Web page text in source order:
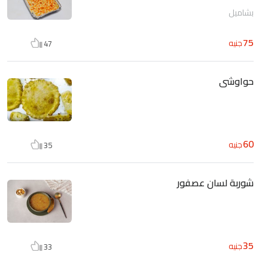
بشاميل
75جنيه 47
حواوشى
60جنيه 35
شوربة لسان عصفور
35جنيه 33